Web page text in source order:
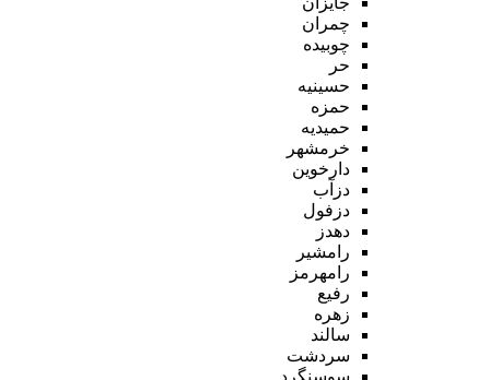
چمران
چوبیده
حر
حسینیه
حمزه
حمیدیه
خرمشهر
دارخوین
دزآب
دزفول
دهدز
رامشیر
رامهرمز
رفیع
زهره
سالند
سردشت
سوسنگرد